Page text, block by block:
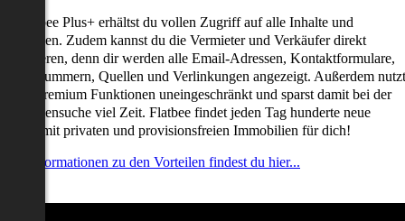
Flatbee Plus+ erhältst du vollen Zugriff auf alle Inhalte und
Zudem kannst du die Vermieter und Verkäufer direkt
denn dir werden alle Email-Adressen, Kontaktformulare,
Quellen und Verlinkungen angezeigt. Außerdem nutzt
alle Premium Funktionen uneingeschränkt und sparst damit bei der
viel Zeit. Flatbee findet jeden Tag hunderte neue
mit privaten und provisionsfreien Immobilien für dich!
Informationen zu den Vorteilen findest du hier...